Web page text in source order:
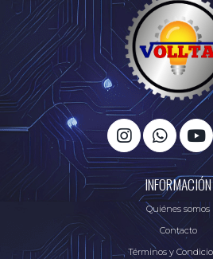
INFORMACIÓN
Quiénes somos
Contacto
Términos y